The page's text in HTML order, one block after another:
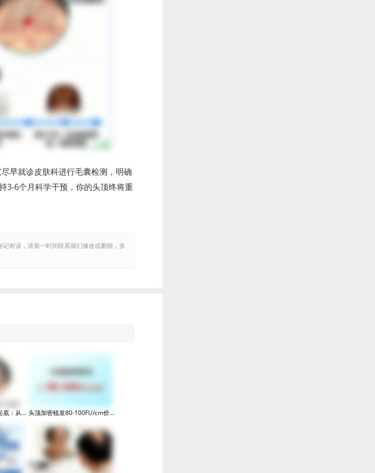
早就诊皮肤科进行毛囊检测，明确
3-6个月科学干预，你的头顶终将重
有误，请第一时间联系我们修改或删除，多
底：从... 头顶加密植发80-100FU/cm价...